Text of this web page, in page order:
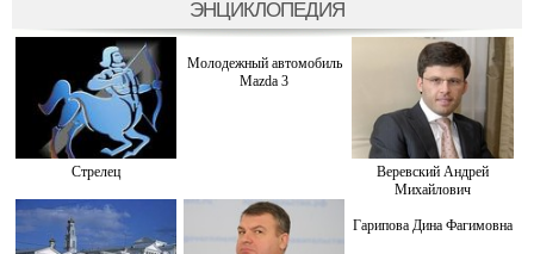
ЭНЦИКЛОПЕДИЯ
Стрелец
Молодежный автомобиль
Mazda 3
Веревский Андрей
Михайлович
Гарипова Дина Фaгимовнa